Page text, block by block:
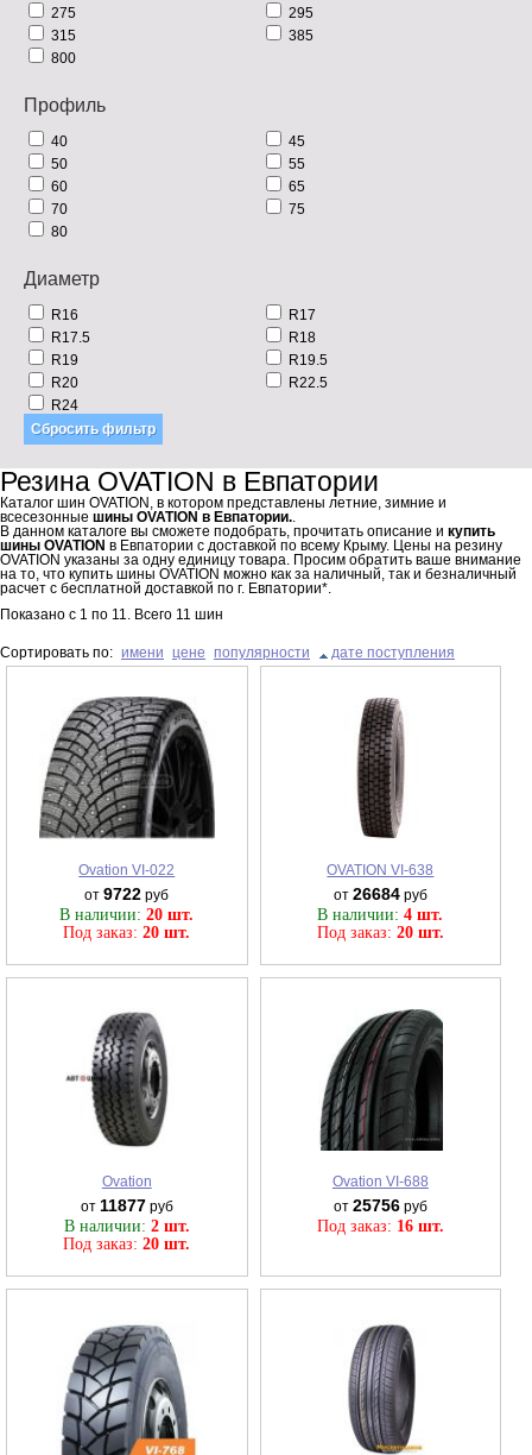
275
295
315
385
800
Профиль
40
45
50
55
60
65
70
75
80
Диаметр
R16
R17
R17.5
R18
R19
R19.5
R20
R22.5
R24
Резина OVATION в Евпатории
Каталог шин OVATION, в котором представлены летние, зимние и
всесезонные шины OVATION в Евпатории.
В данном каталоге вы сможете подобрать, прочитать описание и купить
шины OVATION в Евпатории с доставкой по всему Крыму. Цены на резину
OVATION указаны за одну единицу товара. Просим обратить ваше внимание
на то, что купить шины OVATION можно как за наличный, так и безналичный
расчет с бесплатной доставкой по г. Евпатории*.
Показано с 1 по 11 . Всего 11 шин
Сортировать по: имени цене популярности дате поступления
Ovation VI-022
от9722 руб
В наличии:20 шт.
Под заказ:20 шт.
OVATION VI-638
от 26684руб
В наличии:4 шт.
Под заказ: 20 шт.
Ovation
от 11877руб
В наличии: 2 шт.
Под заказ:20 шт.
Ovation VI-688
от 25756руб
Под заказ: 16 шт.